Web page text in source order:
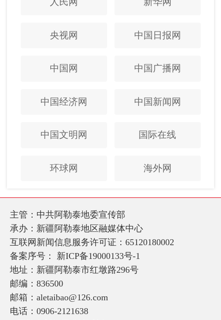
央视网 中国日报网
中国网 中国广播网
中国经济网 中国新闻网
中国文明网 国际在线
环球网 海外网
主管：中共阿勒泰地委宣传部
承办：新疆阿勒泰地区融媒体中心
互联网新闻信息服务许可证：65120180002
备案序号： 新ICP备19000133号-1
地址：新疆阿勒泰市红墩路296号
邮编：836500
邮箱：aletaibao@126.com
电话：0906-2121638